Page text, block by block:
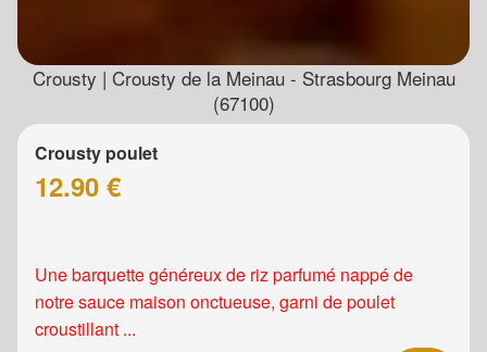
Crousty | Crousty de la Meinau - Strasbourg Meinau
(67100)
Crousty poulet
12.90 €
Une barquette généreux de riz parfumé nappé de
notre sauce maison onctueuse, garni de poulet
croustillant ...